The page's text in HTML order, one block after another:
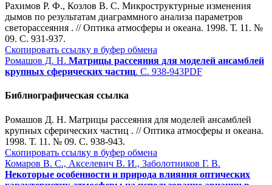
Рахимов Р. Ф., Козлов В. С. Микроструктурные изменения
дымов по результатам диаграммного анализа параметров
светорассеяния . // Оптика атмосферы и океана. 1998. Т. 11. №
09. С. 931-937.
Скопировать ссылку в буфер обмена
Ромашов Д. Н. Матрицы рассеяния для моделей ансамблей
крупных сферических частиц. С. 938-943PDF
Библиографическая ссылка
Ромашов Д. Н. Матрицы рассеяния для моделей ансамблей
крупных сферических частиц . // Оптика атмосферы и океана.
1998. Т. 11. № 09. С. 938-943.
Скопировать ссылку в буфер обмена
Комаров В. С., Акселевич В. И., Заболотников Г. В.
Некоторые особенности и природа влияния оптических